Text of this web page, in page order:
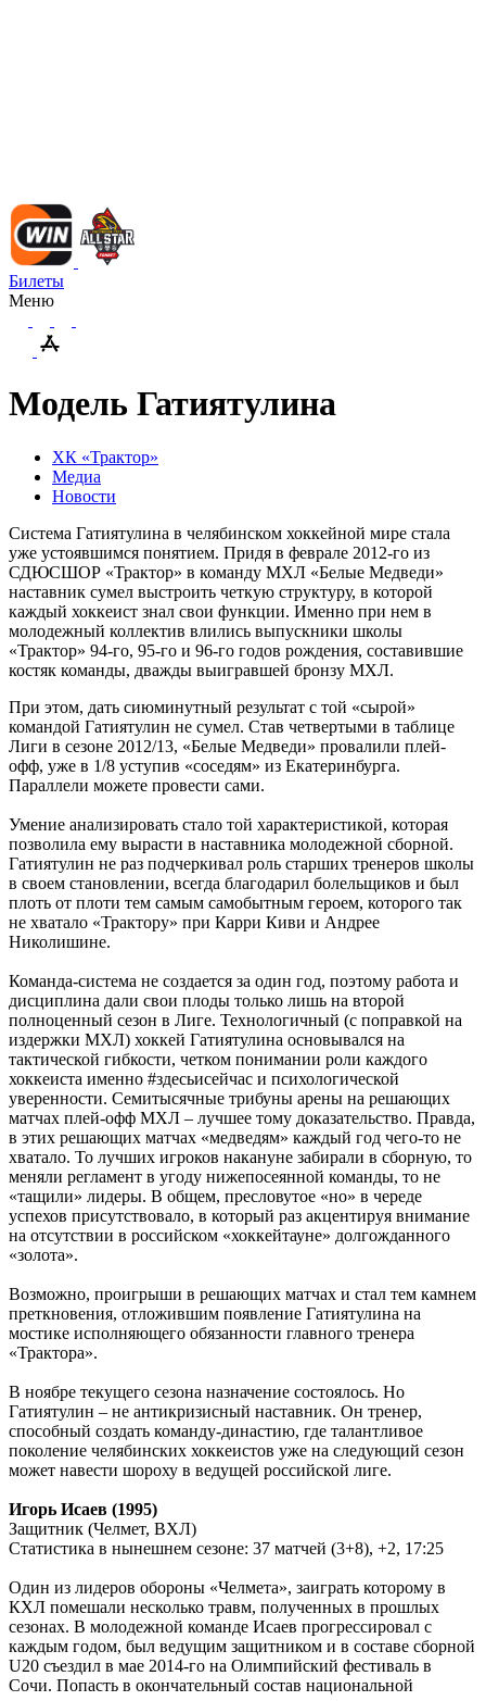
Билеты
Меню
Модель Гатиятулина
ХК «Трактор»
Медиа
Новости
Система Гатиятулина в челябинском хоккейной мире стала
уже устоявшимся понятием. Придя в феврале 2012-го из
СДЮСШОР «Трактор» в команду МХЛ «Белые Медведи»
наставник сумел выстроить четкую структуру, в которой
каждый хоккеист знал свои функции. Именно при нем в
молодежный коллектив влились выпускники школы
«Трактор» 94-го, 95-го и 96-го годов рождения, составившие
костяк команды, дважды выигравшей бронзу МХЛ.
При этом, дать сиюминутный результат с той «сырой»
командой Гатиятулин не сумел. Став четвертыми в таблице
Лиги в сезоне 2012/13, «Белые Медведи» провалили плей-
офф, уже в 1/8 уступив «соседям» из Екатеринбурга.
Параллели можете провести сами.
Умение анализировать стало той характеристикой, которая
позволила ему вырасти в наставника молодежной сборной.
Гатиятулин не раз подчеркивал роль старших тренеров школы
в своем становлении, всегда благодарил болельщиков и был
плоть от плоти тем самым самобытным героем, которого так
не хватало «Трактору» при Карри Киви и Андрее
Николишине.
Команда-система не создается за один год, поэтому работа и
дисциплина дали свои плоды только лишь на второй
полноценный сезон в Лиге. Технологичный (с поправкой на
издержки МХЛ) хоккей Гатиятулина основывался на
тактической гибкости, четком понимании роли каждого
хоккеиста именно #здесьисейчас и психологической
уверенности. Семитысячные трибуны арены на решающих
матчах плей-офф МХЛ – лучшее тому доказательство. Правда,
в этих решающих матчах «медведям» каждый год чего-то не
хватало. То лучших игроков накануне забирали в сборную, то
меняли регламент в угоду нижепосеянной команды, то не
«тащили» лидеры. В общем, пресловутое «но» в череде
успехов присутствовало, в который раз акцентируя внимание
на отсутствии в российском «хоккейтауне» долгожданного
«золота».
Возможно, проигрыши в решающих матчах и стал тем камнем
преткновения, отложившим появление Гатиятулина на
мостике исполняющего обязанности главного тренера
«Трактора».
В ноябре текущего сезона назначение состоялось. Но
Гатиятулин – не антикризисный наставник. Он тренер,
способный создать команду-династию, где талантливое
поколение челябинских хоккеистов уже на следующий сезон
может навести шороху в ведущей российской лиге.
Игорь Исаев (1995)
Защитник (Челмет, ВХЛ)
Статистика в нынешнем сезоне: 37 матчей (3+8), +2, 17:25
Один из лидеров обороны «Челмета», заиграть которому в
КХЛ помешали несколько травм, полученных в прошлых
сезонах. В молодежной команде Исаев прогрессировал с
каждым годом, был ведущим защитником и в составе сборной
U20 съездил в мае 2014-го на Олимпийский фестиваль в
Сочи. Попасть в окончательный состав национальной